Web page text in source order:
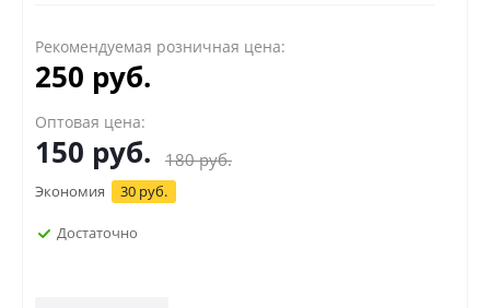
Рекомендуемая розничная цена:
250 руб.
Оптовая цена:
150 руб. 180руб.
Экономия 30 руб.
Достаточно